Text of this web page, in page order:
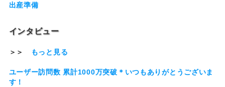
出産準備
インタビュー
＞＞ もっと見る
ユーザー訪問数 累計1000万突破＊いつもありがとうございま
す！